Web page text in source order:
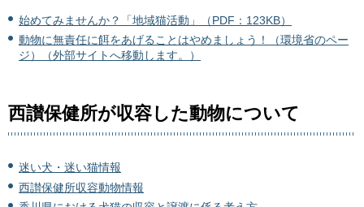
始めてみませんか？「地域猫活動」（PDF：123KB）
動物に無責任に餌をあげることはやめましょう！（環境省のペー
ジ）（外部サイトへ移動します。）
西讃保健所が収容した動物について
迷い犬・迷い猫情報
西讃保健所収容動物情報